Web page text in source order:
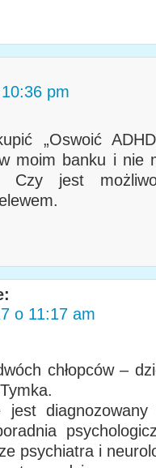
pm
„Oswoić
moim banku i nie
Czy jest
o 11:17 am
chłopców –
jest
psychiatra i